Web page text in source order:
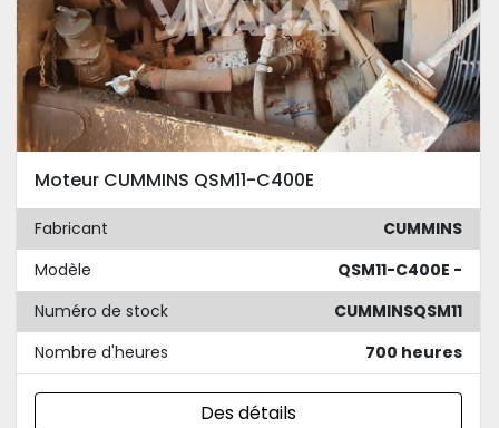
Moteur CUMMINS QSM11-C400E
Fabricant
CUMMINS
Modèle
QSM11-C400E -
Numéro de stock
CUMMINSQSM11
Nombre d'heures
700 heures
Des détails